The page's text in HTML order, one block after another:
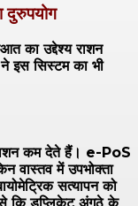
दुरुपयोग
का उद्देश्य राशन
ने इस सिस्टम का भी
कम देते हैं। e-PoS
वास्तव में उपभोक्ता
सत्यापन को